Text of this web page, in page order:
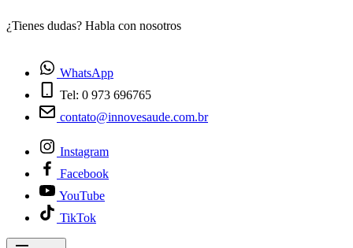
¿Tienes dudas? Habla con nosotros
WhatsApp
Tel: 0 973 696765
contato@innovesaude.com.br
Instagram
Facebook
YouTube
TikTok